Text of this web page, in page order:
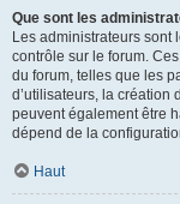
Que sont les
Les administrateurs sont
contrôle sur le forum.
du forum, telles que les
d’utilisateurs, la création
peuvent également être
dépend de la
Haut